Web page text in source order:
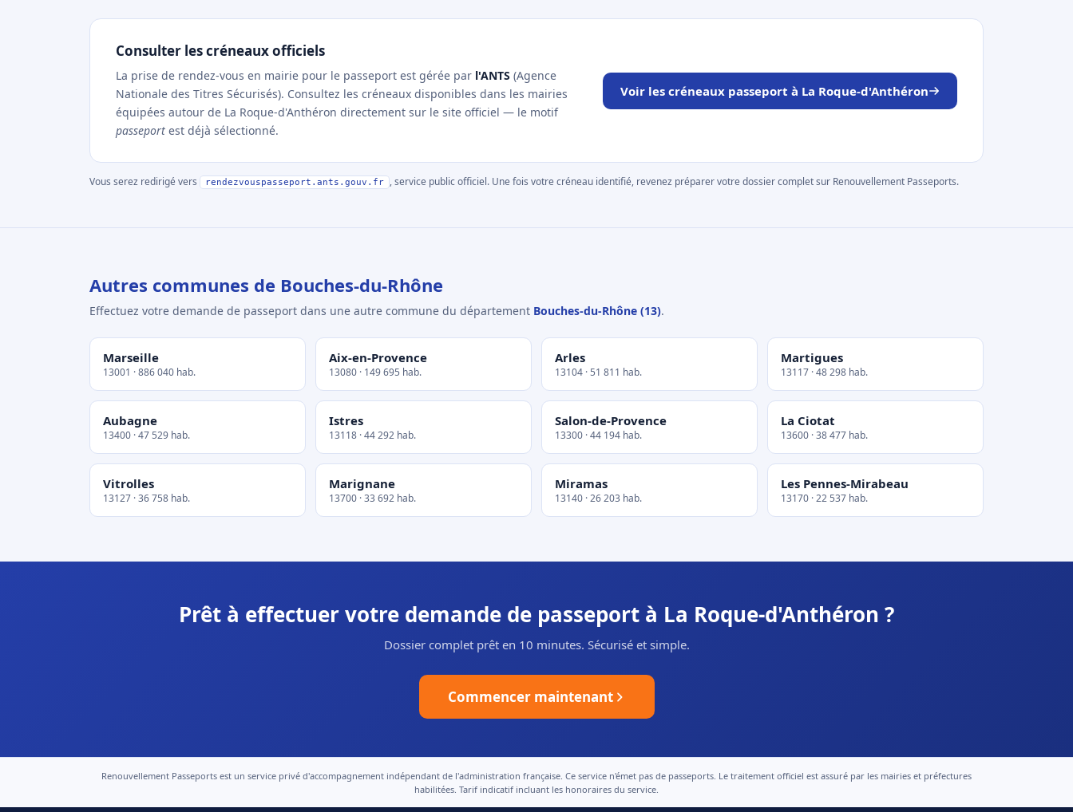
Consulter les créneaux officiels
La prise de rendez-vous en mairie pour le passeport est gérée par l'ANTS (Agence
Nationale des Titres Sécurisés). Consultez les créneaux disponibles dans les mairies
équipées autour de La Roque-d'Anthéron directement sur le site officiel — le motif
passeport est déjà sélectionné.
Voir les créneaux passeport à La Roque-d'Anthéron
Vous serez redirigé vers rendezvouspasseport.ants.gouv.fr , service public officiel. Une fois votre créneau identifié, revenez préparer votre dossier complet sur Renouvellement Passeports.
Autres communes de Bouches-du-Rhône
Effectuez votre demande de passeport dans une autre commune du département Bouches-du-Rhône (13).
Marseille
13001 · 886 040 hab.
Aix-en-Provence
13080 · 149 695 hab.
Arles
13104 · 51 811 hab.
Martigues
13117 · 48 298 hab.
Aubagne
13400 · 47 529 hab.
Istres
13118 · 44 292 hab.
Salon-de-Provence
13300 · 44 194 hab.
La Ciotat
13600 · 38 477 hab.
Vitrolles
13127 · 36 758 hab.
Marignane
13700 · 33 692 hab.
Miramas
13140 · 26 203 hab.
Les Pennes-Mirabeau
13170 · 22 537 hab.
Prêt à effectuer votre demande de passeport à La Roque-d'Anthéron ?
Dossier complet prêt en 10 minutes. Sécurisé et simple.
Commencer maintenant
Renouvellement Passeports est un service privé d'accompagnement indépendant de l'administration française. Ce service n'émet pas de passeports. Le traitement officiel est assuré par les mairies et préfectures
habilitées. Tarif indicatif incluant les honoraires du service.